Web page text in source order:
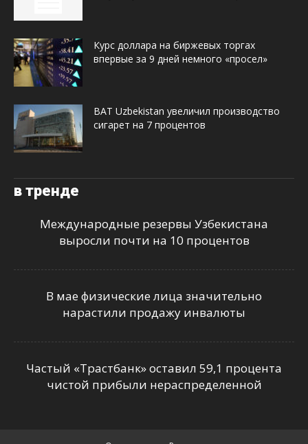
Курс доллара на биржевых торгах
впервые за 9 дней немного «просел»
BAT Uzbekistan увеличил производство
сигарет на 7 процентов
в тренде
Международные резервы Узбекистана
выросли почти на 10 процентов
В мае физические лица значительно
нарастили продажу инвалюты
Частый «Трастбанк» оставил 59,1 процента
чистой прибыли нераспределенной